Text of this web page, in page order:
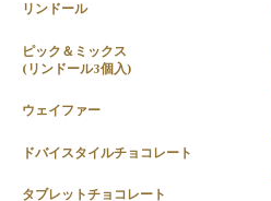
リンドール
ピック＆ミックス
(リンドール3個入)
ウェイファー
ドバイスタイルチョコレート
タブレットチョコレート